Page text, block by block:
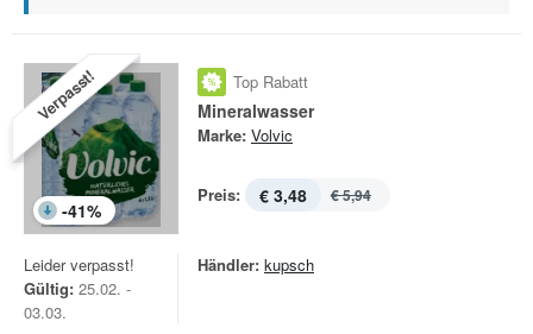
Verpasst!
-41%
Top Rabatt
Mineralwasser
Marke: Volvic
Preis: € 3,48 € 5,94
Leider verpasst!
Gültig: 25.02. -
03.03.
Händler: kupsch